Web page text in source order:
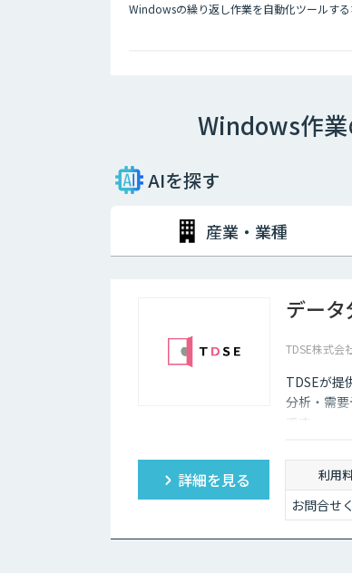
Windowsの繰り返し作業を自動化ツールする
ながら組み合わせるだけで、業務効率を改
Windows作業
AIを探す
産業・業種
デー
TDSE株式会
TDSEが提
分析・需
です。
詳細を見る 利用
お問合せ